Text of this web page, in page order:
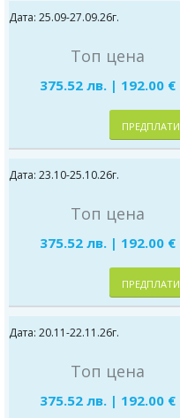
Дата: 25.09-27.09.26г.
Топ цена
375.52 лв. | 192.00 €
ПРЕДПЛАТИ
Дата: 23.10-25.10.26г.
Топ цена
375.52 лв. | 192.00 €
ПРЕДПЛАТИ
Дата: 20.11-22.11.26г.
Топ цена
375.52 лв. | 192.00 €